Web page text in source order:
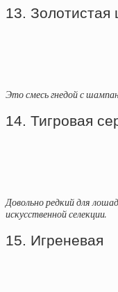
13. Золотистая
Это смесь гнедой с
14. Тигровая
Довольно редкий для
искусственной селекции.
15. Игреневая